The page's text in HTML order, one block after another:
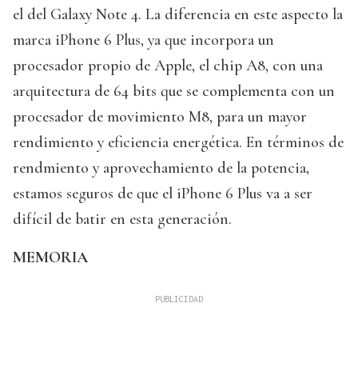
el del Galaxy Note 4. La diferencia en este aspecto la
marca iPhone 6 Plus, ya que incorpora un
procesador propio de Apple, el chip A8, con una
arquitectura de 64 bits que se complementa con un
procesador de movimiento M8, para un mayor
rendimiento y eficiencia energética. En términos de
rendmiento y aprovechamiento de la potencia,
estamos seguros de que el iPhone 6 Plus va a ser
difícil de batir en esta generación.
MEMORIA